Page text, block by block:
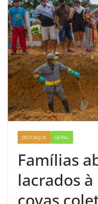
DESTAQUE GERAL
Famílias
lacrados
covas